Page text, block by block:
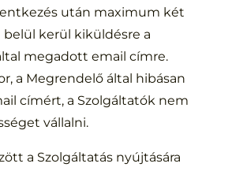
után maximum két
kerül kiküldésre a
megadott email címre.
a Megrendelő által hibásan
címért, a Szolgáltatók nem
vállalni.
a Szolgáltatás nyújtására